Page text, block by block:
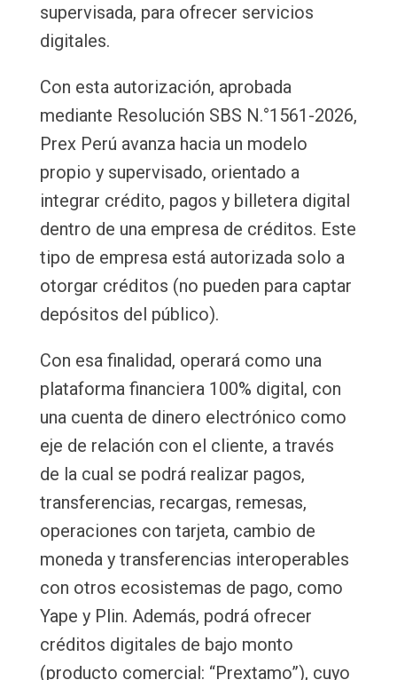
supervisada, para ofrecer servicios
digitales.
Con esta autorización, aprobada
mediante Resolución SBS N.°1561-2026,
Prex Perú avanza hacia un modelo
propio y supervisado, orientado a
integrar crédito, pagos y billetera digital
dentro de una empresa de créditos. Este
tipo de empresa está autorizada solo a
otorgar créditos (no pueden para captar
depósitos del público).
Con esa finalidad, operará como una
plataforma financiera 100% digital, con
una cuenta de dinero electrónico como
eje de relación con el cliente, a través
de la cual se podrá realizar pagos,
transferencias, recargas, remesas,
operaciones con tarjeta, cambio de
moneda y transferencias interoperables
con otros ecosistemas de pago, como
Yape y Plin. Además, podrá ofrecer
créditos digitales de bajo monto
(producto comercial: “Prextamo”), cuyo